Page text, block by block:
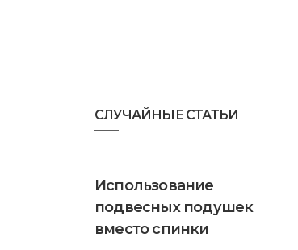
СЛУЧАЙНЫЕ СТАТЬИ
Использование
подвесных подушек
вместо спинки